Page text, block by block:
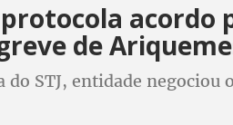
protocola acordo
de
do STJ, entidade negociou